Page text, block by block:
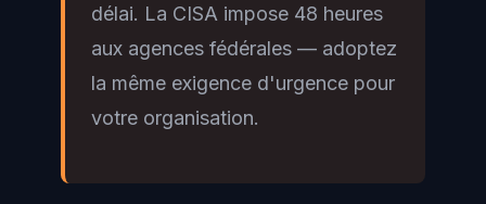
délai. La CISA impose 48 heures
aux agences fédérales — adoptez
la même exigence d'urgence pour
votre organisation.